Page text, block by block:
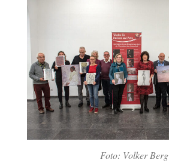
Foto: Volker Berg